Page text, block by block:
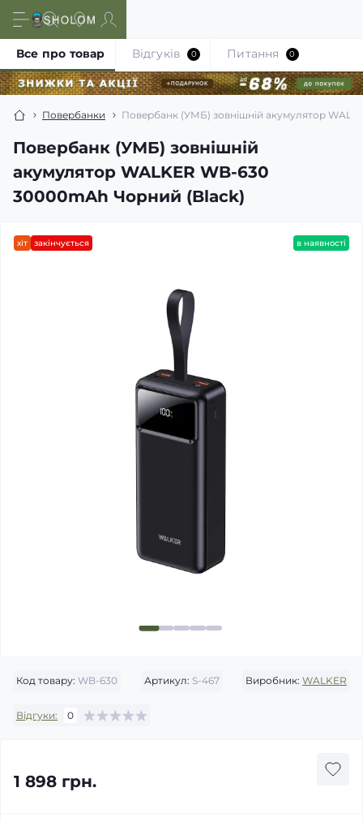
Повербанки Повербанк (УМБ) зовнішній акумулятор
Повербанк (УМБ) зовнішній
акумулятор WALKER WB-630
30000mAh Чорний (Black)
Все про товар Відгуків 0 Питання 0
хіт закінчується в наявності
Код товару: WB-630 Артикул: S-467 Виробник: WALKER
Відгуки: 0
1 898 грн.